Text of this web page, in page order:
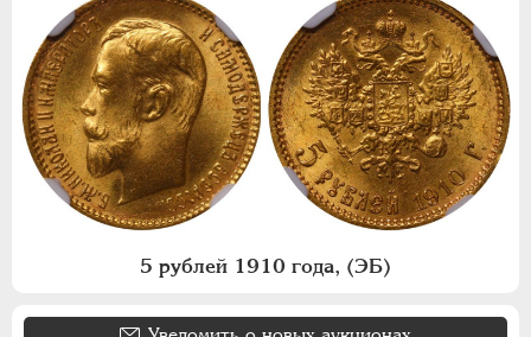
5 рублей 1910 года, (ЭБ)